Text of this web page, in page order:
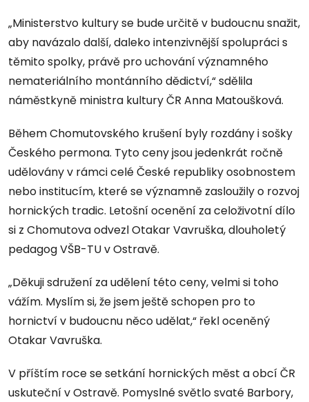
„Ministerstvo kultury se bude určitě v budoucnu snažit,
aby navázalo další, daleko intenzivnější spolupráci s
těmito spolky, právě pro uchování významného
nemateriálního montánního dědictví,“ sdělila
náměstkyně ministra kultury ČR Anna Matoušková.
Během Chomutovského krušení byly rozdány i sošky
Českého permona. Tyto ceny jsou jedenkrát ročně
udělovány v rámci celé České republiky osobnostem
nebo institucím, které se významně zasloužily o rozvoj
hornických tradic. Letošní ocenění za celoživotní dílo
si z Chomutova odvezl Otakar Vavruška, dlouholetý
pedagog VŠB-TU v Ostravě.
„Děkuji sdružení za udělení této ceny, velmi si toho
vážím. Myslím si, že jsem ještě schopen pro to
hornictví v budoucnu něco udělat,“ řekl oceněný
Otakar Vavruška.
V příštím roce se setkání hornických měst a obcí ČR
uskuteční v Ostravě. Pomyslné světlo svaté Barbory,